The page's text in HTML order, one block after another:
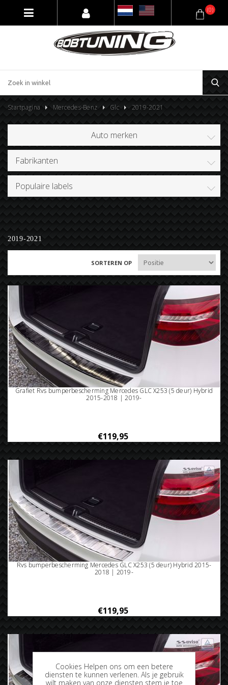
(0)
Startpagina Mercedes-Benz Glc 2019-2021
Auto merken
Fabrikanten
Populaire labels
2019-2021
SORTEREN OP
Grafiet Rvs bumperbescherming Mercedes GLC X253 (5 deur) Hybrid
2015-2018 | 2019-
€119,95
Rvs bumperbescherming Mercedes GLC X253 (5 deur) Hybrid 2015-
2018 | 2019-
€119,95
Cookies Helpen ons om een betere
diensten te kunnen verlenen. Als je gebruik
wilt maken van onze diensten stem je toe